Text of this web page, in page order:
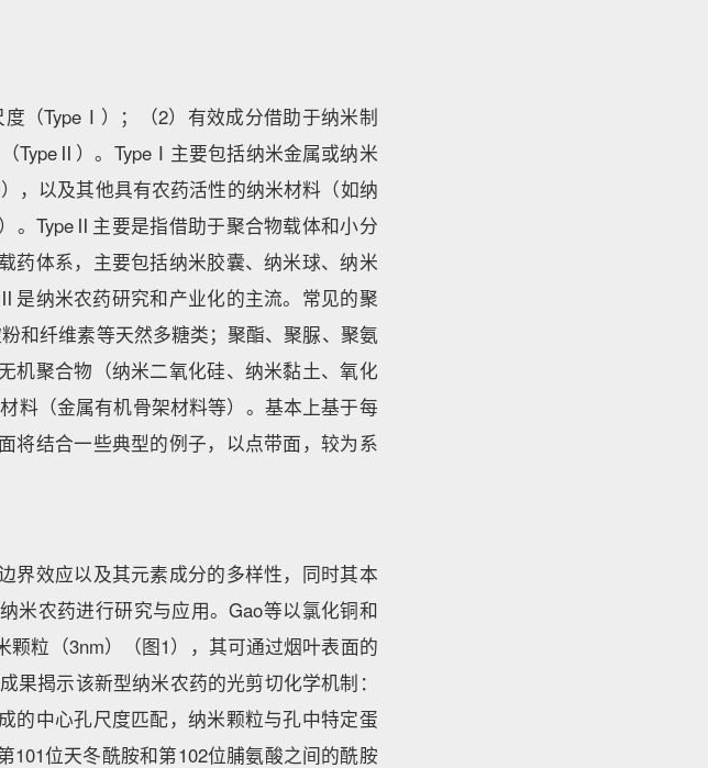
（TypeⅠ）；（2）有效成分借助于纳米制
TypeⅡ）。TypeⅠ主要包括纳米金属或纳米
，以及其他具有农药活性的纳米材料（如纳
。TypeⅡ主要是指借助于聚合物载体和小分
药体系，主要包括纳米胶囊、纳米球、纳米
是纳米农药研究和产业化的主流。常见的聚
和纤维素等天然多糖类；聚酯、聚脲、聚氨
机聚合物（纳米二氧化硅、纳米黏土、氧化
料（金属有机骨架材料等）。基本上基于每
将结合一些典型的例子，以点带面，较为系
界效应以及其元素成分的多样性，同时其本
米农药进行研究与应用。Gao等以氯化铜和
粒（3nm）（图1），其可通过烟叶表面的
揭示该新型纳米农药的光剪切化学机制：
的中心孔尺度匹配，纳米颗粒与孔中特定蛋
101位天冬酰胺和第102位脯氨酸之间的酰胺